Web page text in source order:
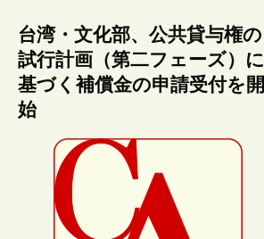
台湾・文化部、公共貸与権の
試行計画（第二フェーズ）に
基づく補償金の申請受付を開
始